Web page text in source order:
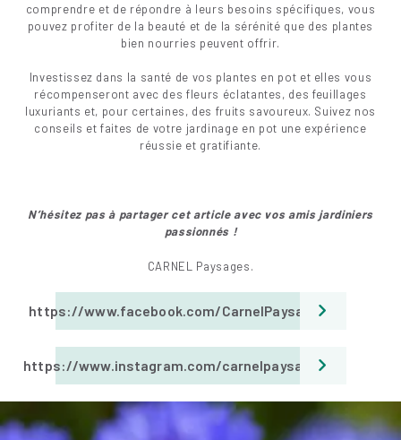
comprendre et de répondre à leurs besoins spécifiques, vous
pouvez profiter de la beauté et de la sérénité que des plantes
bien nourries peuvent offrir.
Investissez dans la santé de vos plantes en pot et elles vous
récompenseront avec des fleurs éclatantes, des feuillages
luxuriants et, pour certaines, des fruits savoureux. Suivez nos
conseils et faites de votre jardinage en pot une expérience
réussie et gratifiante.
N’hésitez pas à partager cet article avec vos amis jardiniers
passionnés !
CARNEL Paysages.
https://www.facebook.com/CarnelPaysages
https://www.instagram.com/carnelpaysages/